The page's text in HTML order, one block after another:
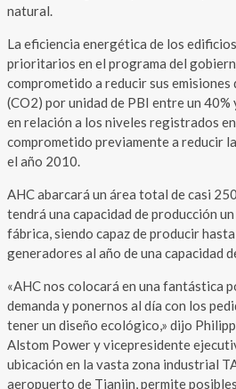
natural.
La eficiencia energética de los
prioritarios en el programa del
comprometido a reducir sus
(CO2) por unidad de PBI entre un 40%
en relación a los niveles registrados
comprometido previamente a reducir
el año 2010.
AHC abarcará un área total de casi
tendrá una capacidad de producción
fábrica, siendo capaz de producir
generadores al año de una capacidad
«AHC nos colocará en una fantástica
demanda y ponernos al día con los
tener un diseño ecológico,» dijo
Alstom Power y vicepresidente
ubicación en la vasta zona industrial
aeropuerto de Tianjin, permite